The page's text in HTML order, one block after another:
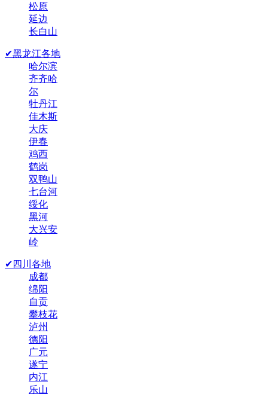
松原
延边
长白山
✔黑龙江各地
哈尔滨
齐齐哈
尔
牡丹江
佳木斯
大庆
伊春
鸡西
鹤岗
双鸭山
七台河
绥化
黑河
大兴安
岭
✔四川各地
成都
绵阳
自贡
攀枝花
泸州
德阳
广元
遂宁
内江
乐山